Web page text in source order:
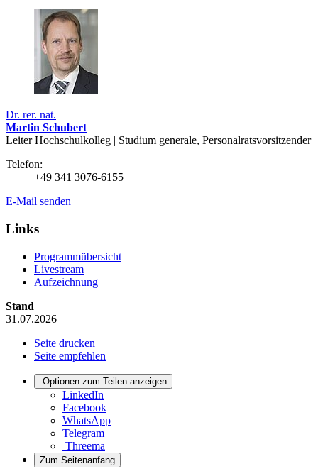
Dr. rer. nat.
Martin Schubert
Leiter Hochschulkolleg | Studium generale, Personalratsvorsitzender
Telefon:
+49 341 3076-6155
E-Mail senden
Links
Programmübersicht
Livestream
Aufzeichnung
Stand
31.07.2026
Seite drucken
Seite empfehlen
Optionen zum Teilen anzeigen
LinkedIn
Facebook
WhatsApp
Telegram
Threema
Zum Seitenanfang